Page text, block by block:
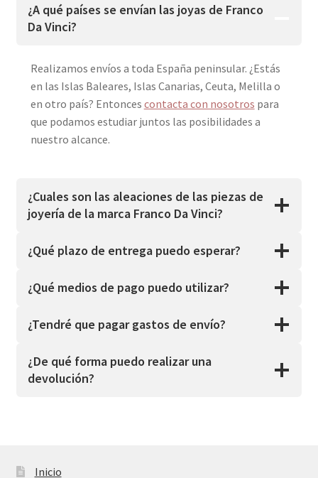
¿A qué países se envían las joyas de Franco
Da Vinci?
Realizamos envíos a toda España peninsular. ¿Estás
en las Islas Baleares, Islas Canarias, Ceuta, Melilla o
en otro país? Entonces contacta con nosotros para
que podamos estudiar juntos las posibilidades a
nuestro alcance.
¿Cuales son las aleaciones de las piezas de
joyería de la marca Franco Da Vinci?
¿Qué plazo de entrega puedo esperar?
¿Qué medios de pago puedo utilizar?
¿Tendré que pagar gastos de envío?
¿De qué forma puedo realizar una
devolución?
Inicio